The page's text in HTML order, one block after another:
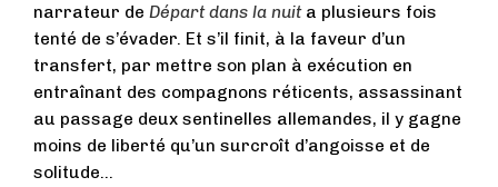
narrateur de Départ dans la nuita plusieurs fois
tenté de s’évader. Et s’il finit, à la faveur d’un
transfert, par mettre son plan à exécution en
entraînant des compagnons réticents, assassinant
au passage deux sentinelles allemandes, il y gagne
moins de liberté qu’un surcroît d’angoisse et de
solitude…